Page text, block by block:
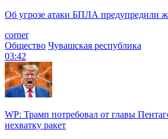
Об угрозе атаки БПЛА предупредили
corner
Общество Чувашская республика
03:42
WP: Трамп потребовал от главы
нехватку ракет